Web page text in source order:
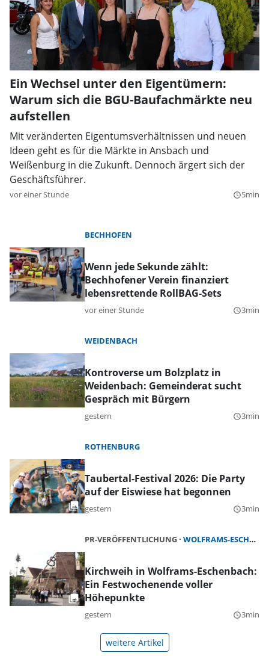
Ein Wechsel unter den Eigentümern:
Warum sich die BGU-Baufachmärkte neu
aufstellen
Mit veränderten Eigentumsverhältnissen und neuen
Ideen geht es für die Märkte in Ansbach und
Weißenburg in die Zukunft. Dennoch ärgert sich der
Geschäftsführer.
vor einer Stunde query_builder5min
BECHHOFEN
Wenn jede Sekunde zählt:
Bechhofener Verein finanziert
lebensrettende RollBAG-Sets
vor einer Stunde query_builder3min
WEIDENBACH
Kontroverse um Bolzplatz in
Weidenbach: Gemeinderat sucht
Gespräch mit Bürgern
gestern query_builder3min
ROTHENBURG
Taubertal-Festival 2026: Die Party
auf der Eiswiese hat begonnen
gestern query_builder3min
PR-VERÖFFENTLICHUNG WOLFRAMS-ESCHENBACH
Kirchweih in Wolframs-Eschenbach:
Ein Festwochenende voller
Höhepunkte
gestern query_builder3min
weitere Artikel